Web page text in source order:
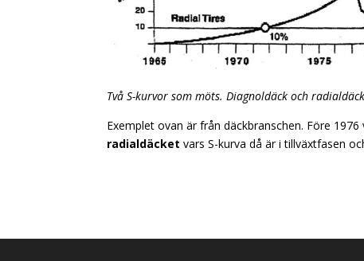
Två S-kurvor som möts. Diagnoldäck och
Exemplet ovan är från däckbranschen. Före 1976
radialdäcket vars S-kurva då är i tillväxtfasen